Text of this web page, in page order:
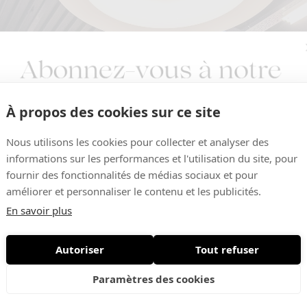
À propos des cookies sur ce site
Nous utilisons les cookies pour collecter et analyser des
informations sur les performances et l'utilisation du site, pour
fournir des fonctionnalités de médias sociaux et pour
améliorer et personnaliser le contenu et les publicités.
En savoir plus
Autoriser Tout refuser
Paramètres des cookies
Nouveautés • Offres exclusives